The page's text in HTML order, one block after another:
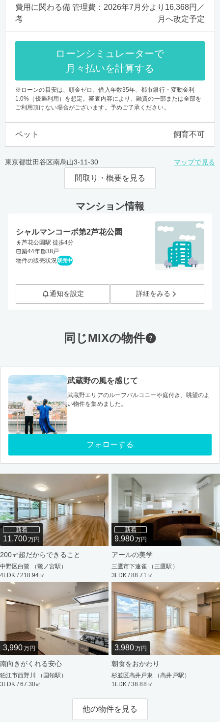
費用に関わる備
考
管理費：2026年7月分より16,368円／
月へ改定予定
ローンシミュレーターで
月々払いを計算する
※ローンの目安は、頭金ゼロ、借入年数35年、都市銀行・変動金利
1.0%（優遇利用）を想定。審査内容により、融資の一部または全部を
ご利用頂けない場合がございます。予めご了承ください。
ペット 飼育不可
東京都世田谷区南烏山3-11-30 マップで見る
間取り・概要を見る
マンション情報
シャルマンコーポ第2芦花公園
芦花公園駅 徒歩4分
築44年
38戸
物件の販売状況 販売中
通知を設定 詳細をみる
同じMIXの物件
武蔵野の風を感じて
武蔵野エリアのルーフバルコニーや庭付き、眺望のよ
い物件を集めました。
フォローする
新着
11,700万円
200㎡超だからできること
中野区白鷺 （鷺ノ宮駅）
4LDK / 218.94㎡
新着
9,980万円
アールの美学
三鷹市下連雀 （三鷹駅）
3LDK / 88.71㎡
3,990万円
南向きがくれる安心
狛江市西野川 （国領駅）
3LDK / 67.30㎡
3,980万円
朝食をおかわり
杉並区高井戸東 （高井戸駅）
1LDK / 38.88㎡
他の物件を見る